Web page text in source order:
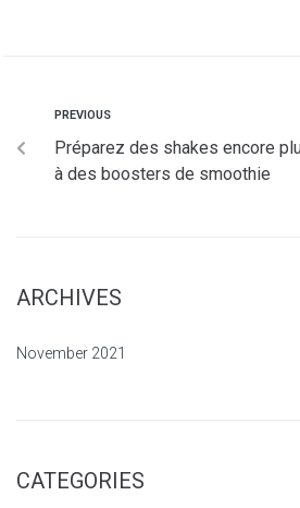
PREVIOUS
Préparez des shakes encore
à des boosters de smoothie
ARCHIVES
November 2021
CATEGORIES